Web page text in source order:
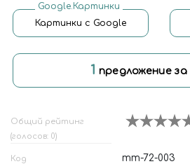
Google.Картинки
Картинки с Google
1 предложение за
Общий рейтинг
(голосов: 0)
Код mm-72-003